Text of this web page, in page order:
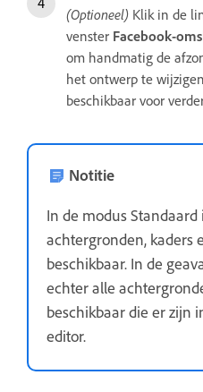
(Optioneel) Klik in de
venster Facebook-
om handmatig de
het ontwerp te
beschikbaar voor
Notitie
In de modus
achtergronden, kaders
beschikbaar. In de
echter alle
beschikbaar die er zijn
editor.